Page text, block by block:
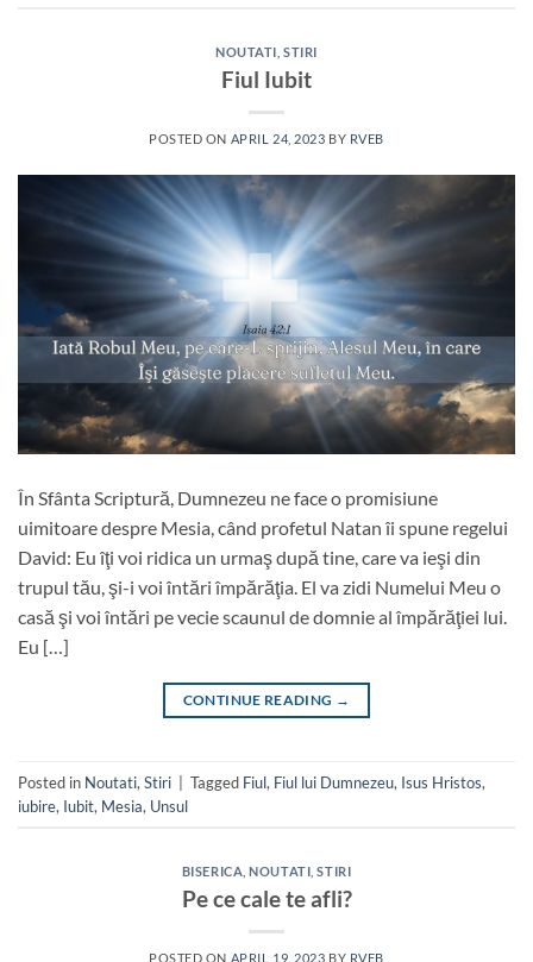
NOUTATI ,STIRI
Fiul Iubit
POSTED ON APRIL 24, 2023 BY RVEB
În Sfânta Scriptură, Dumnezeu ne face o promisiune
uimitoare despre Mesia, când profetul Natan îi spune regelui
David: Eu îţi voi ridica un urmaş după tine, care va ieşi din
trupul tău, şi-i voi întări împărăţia. El va zidi Numelui Meu o
casă şi voi întări pe vecie scaunul de domnie al împărăţiei lui.
Eu […]
CONTINUE READING →
Posted in Noutati, Stiri Tagged Fiul, Fiul lui Dumnezeu, Isus Hristos,
iubire, Iubit, Mesia, Unsul
BISERICA ,NOUTATI ,STIRI
Pe ce cale te afli?
POSTED ON APRIL 19, 2023 BY RVEB